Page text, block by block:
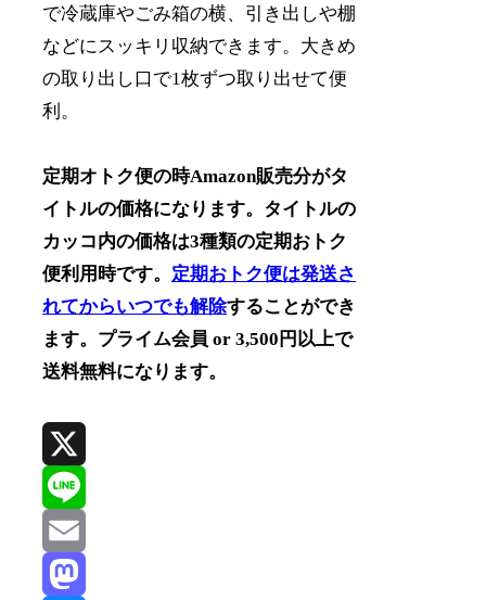
で冷蔵庫やごみ箱の横、引き出しや棚
などにスッキリ収納できます。大きめ
の取り出し口で1枚ずつ取り出せて便
利。
定期オトク便の時Amazon販売分がタ
イトルの価格になります。タイトルの
カッコ内の価格は3種類の定期おトク
便利用時です。 定期おトク便は発送さ
れてからいつでも解除することができ
ます。プライム会員 or 3,500円以上で
送料無料になります。
X
Line
Email